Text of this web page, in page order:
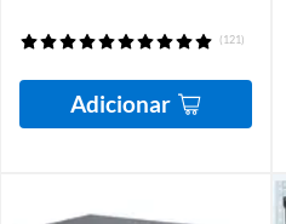
(121)
Adicionar